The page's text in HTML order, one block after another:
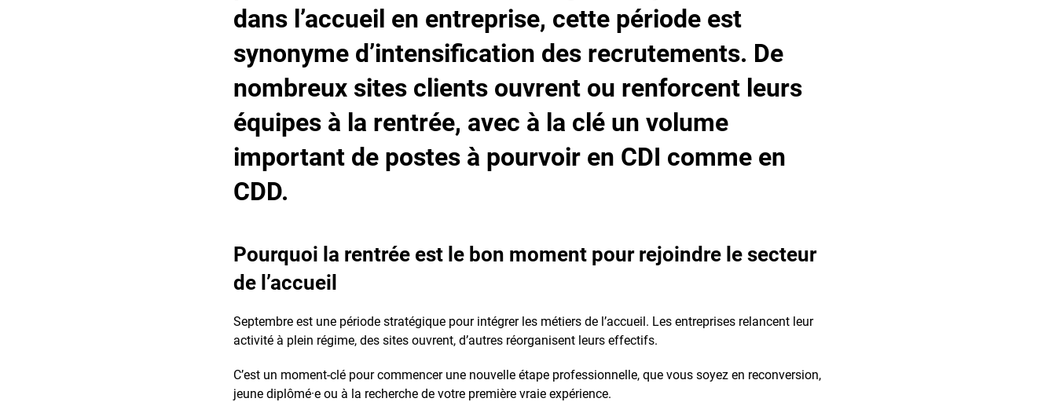
dans l’accueil en entreprise, cette période est
synonyme d’intensification des recrutements. De
nombreux sites clients ouvrent ou renforcent leurs
équipes à la rentrée, avec à la clé un volume
important de postes à pourvoir en CDI comme en
CDD.
Pourquoi la rentrée est le bon moment pour rejoindre le secteur
de l’accueil
Septembre est une période stratégique pour intégrer les métiers de l’accueil. Les entreprises relancent leur
activité à plein régime, des sites ouvrent, d’autres réorganisent leurs effectifs.
C’est un moment-clé pour commencer une nouvelle étape professionnelle, que vous soyez en reconversion,
jeune diplômé·e ou à la recherche de votre première vraie expérience.